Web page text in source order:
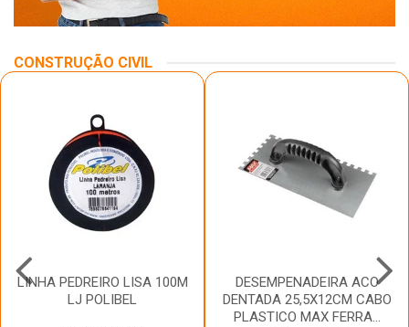
CONSTRUÇÃO CIVIL
LINHA PEDREIRO LISA 100M
LJ POLIBEL
DESEMPENADEIRA ACO
DENTADA 25,5X12CM CABO
PLASTICO MAX FERRA...